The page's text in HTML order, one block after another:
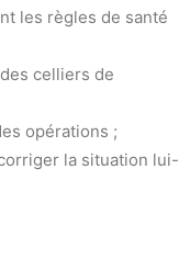
les règles de santé
celliers de
opérations ;
la situation lui-